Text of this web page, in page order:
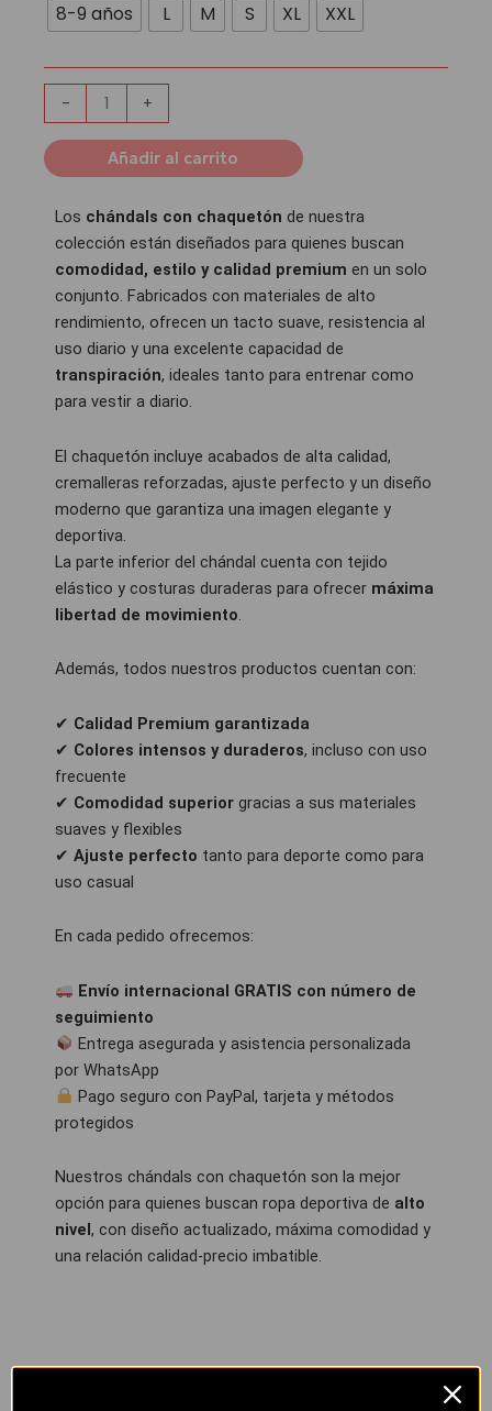
8-9 años
L M S XL XXL
-
Madrid
Red
cantidad
+
Añadir al carrito
Los chándals con chaquetón de nuestra
colección están diseñados para quienes buscan
comodidad, estilo y calidad premium en un solo
conjunto. Fabricados con materiales de alto
rendimiento, ofrecen un tacto suave, resistencia al
uso diario y una excelente capacidad de
transpiración, ideales tanto para entrenar como
para vestir a diario.
El chaquetón incluye acabados de alta calidad,
cremalleras reforzadas, ajuste perfecto y un diseño
moderno que garantiza una imagen elegante y
deportiva.
La parte inferior del chándal cuenta con tejido
elástico y costuras duraderas para ofrecer máxima
libertad de movimiento.
Además, todos nuestros productos cuentan con:
✔ Calidad Premium garantizada
✔ Colores intensos y duraderos, incluso con uso
frecuente
✔ Comodidad superior gracias a sus materiales
suaves y flexibles
✔ Ajuste perfecto tanto para deporte como para
uso casual
En cada pedido ofrecemos:
Envío internacional GRATIS con número de
seguimiento
Entrega asegurada y asistencia personalizada
por WhatsApp
Pago seguro con PayPal, tarjeta y métodos
protegidos
Nuestros chándals con chaquetón son la mejor
opción para quienes buscan ropa deportiva de alto
nivel , con diseño actualizado, máxima comodidad y
una relación calidad-precio imbatible.